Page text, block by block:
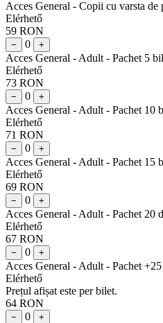
Acces General - Copii cu varsta de
Elérhető
59 RON
− 0 +
Acces General - Adult - Pachet 5
Elérhető
73 RON
− 0 +
Acces General - Adult - Pachet 10
Elérhető
71 RON
− 0 +
Acces General - Adult - Pachet 15
Elérhető
69 RON
− 0 +
Acces General - Adult - Pachet 20
Elérhető
67 RON
− 0 +
Acces General - Adult - Pachet
Elérhető
Prețul afișat este per bilet.
64 RON
− 0 +